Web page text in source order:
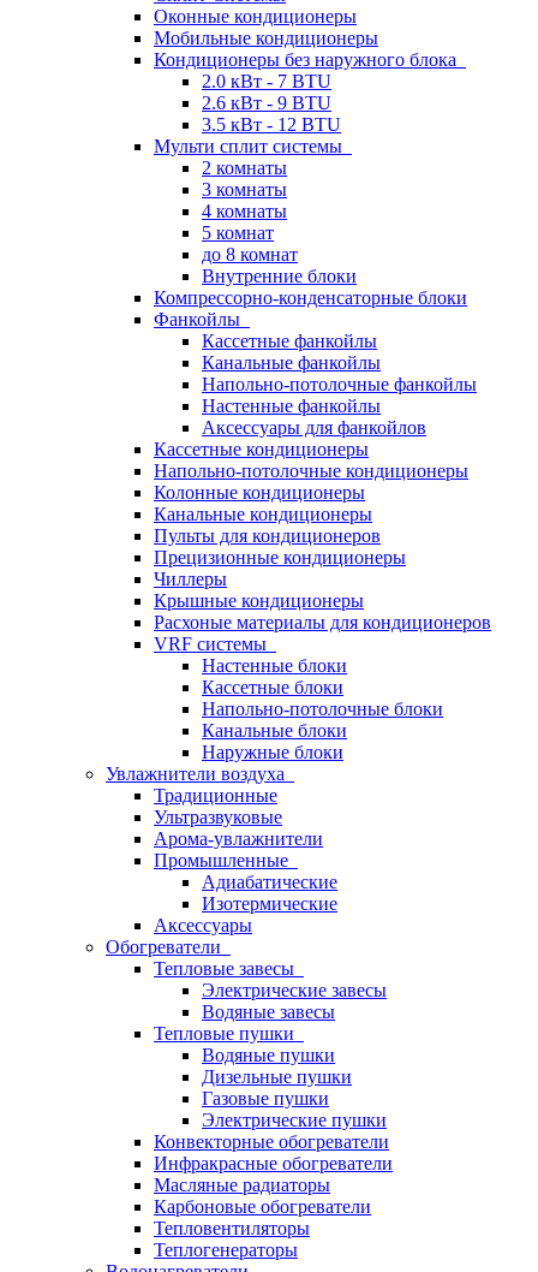
Оконные кондиционеры
Мобильные кондиционеры
Кондиционеры без наружного блока
2.0 кВт - 7 BTU
2.6 кВт - 9 BTU
3.5 кВт - 12 BTU
Мульти сплит системы
2 комнаты
3 комнаты
4 комнаты
5 комнат
до 8 комнат
Внутренние блоки
Компрессорно-конденсаторные блоки
Фанкойлы
Кассетные фанкойлы
Канальные фанкойлы
Напольно-потолочные фанкойлы
Настенные фанкойлы
Аксессуары для фанкойлов
Кассетные кондиционеры
Напольно-потолочные кондиционеры
Колонные кондиционеры
Канальные кондиционеры
Пульты для кондиционеров
Прецизионные кондиционеры
Чиллеры
Крышные кондиционеры
Расхоные материалы для кондиционеров
VRF системы
Настенные блоки
Кассетные блоки
Напольно-потолочные блоки
Канальные блоки
Наружные блоки
Увлажнители воздуха
Традиционные
Ультразвуковые
Арома-увлажнители
Промышленныe
Адиабатические
Изотермические
Аксессуары
Обогреватели
Тепловые завесы
Электрические завесы
Водяные завесы
Тепловые пушки
Водяные пушки
Дизельные пушки
Газовые пушки
Электрические пушки
Конвекторные обогреватели
Инфракрасные обогреватели
Масляные радиаторы
Карбоновые обогреватели
Тепловентиляторы
Теплогенераторы